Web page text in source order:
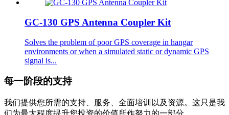
GC-130 GPS Antenna Coupler Kit
Solves the problem of poor GPS coverage in hangar
environments or when a simulated static or dynamic GPS
signal is...
每一阶段的支持
我们提供您所需的支持、服务、全面培训以及资源。这只是我
们为最大程度提升您投资的价值所作努力的一部分。